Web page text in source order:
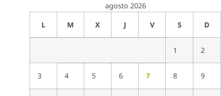
agosto 2026
L M X J V S D
1 2
3 4 5 6 7 8 9